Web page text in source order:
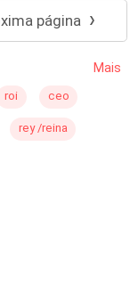
lembrar da
página
Mais
roi ceo
rey /reina